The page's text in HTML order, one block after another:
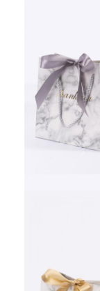
Εμπορικές
Ετικέτα
Του
Εκτύπωση